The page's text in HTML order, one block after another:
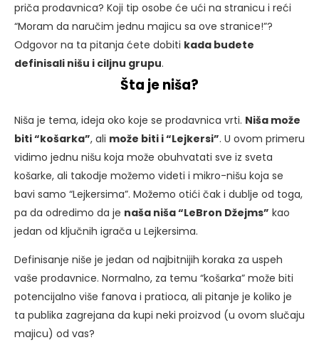
priča prodavnica? Koji tip osobe će ući na stranicu i reći
“Moram da naručim jednu majicu sa ove stranice!”?
Odgovor na ta pitanja ćete dobiti kada budete
definisali nišu i ciljnu grupu.
Šta je niša?
Niša je tema, ideja oko koje se prodavnica vrti. Niša može
biti “košarka”, ali može biti i “Lejkersi”. U ovom primeru
vidimo jednu nišu koja može obuhvatati sve iz sveta
košarke, ali takodje možemo videti i mikro-nišu koja se
bavi samo “Lejkersima”. Možemo otići čak i dublje od toga,
pa da odredimo da je naša niša “LeBron Džejms” kao
jedan od ključnih igrača u Lejkersima.
Definisanje niše je jedan od najbitnijih koraka za uspeh
vaše prodavnice. Normalno, za temu “košarka” može biti
potencijalno više fanova i pratioca, ali pitanje je koliko je
ta publika zagrejana da kupi neki proizvod (u ovom slučaju
majicu) od vas?